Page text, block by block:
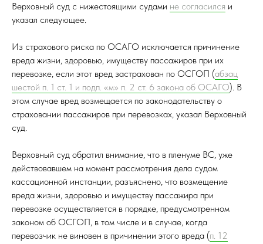
Верховный суд с нижестоящими судами не согласился и
указал следующее.
Из страхового риска по ОСАГО исключается причинение
вреда жизни, здоровью, имуществу пассажиров при их
перевозке, если этот вред застрахован по ОСГОП (абзац
шестой п. 1 ст. 1 и подп. «м» п. 2 ст. 6 закона об ОСАГО). В
этом случае вред возмещается по законодательству о
страховании пассажиров при перевозках, указал Верховный
суд.
Верховный суд обратил внимание, что в пленуме ВС, уже
действовавшем на момент рассмотрения дела судом
кассационной инстанции, разъяснено, что возмещение
вреда жизни, здоровью и имуществу пассажира при
перевозке осуществляется в порядке, предусмотренном
законом об ОСГОП, в том числе и в случае, когда
перевозчик не виновен в причинении этого вреда (п. 12